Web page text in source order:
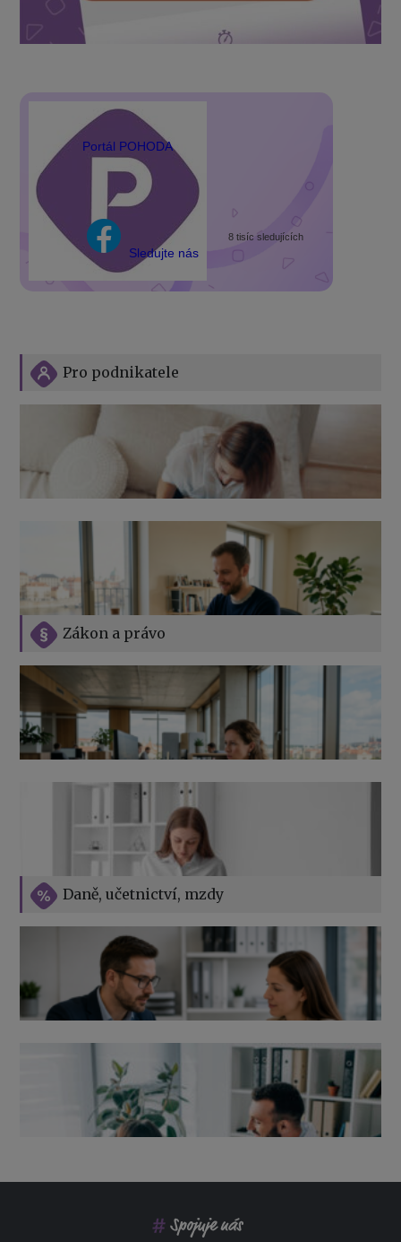
Portál POHODA
Sledujte nás
8 tisíc sledujících
Daně, učetnictví, mzdy
Zákon a právo
Vše o překážkách v práci na straně zaměstnavatele
Výpověď ze zdravotních důvodů 2026 – průvodce pro
zaměstnavatele
Pro podnikatele
Jak na podnikání při rodičovské dovolené
Přehledy pro OSSZ a zdravotní pojišťovny – jak na ně
v roce 2026